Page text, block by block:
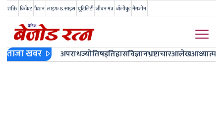
शक्ति क्रिकेट फैशन लाइफ & साइंस यूटिलिटी जीवन मंत्र बॉलीवुड मैगजीन
ताजा खबर अपराधज्योतिषइतिहासविज्ञानभ्रष्टाचारआलेखआध्यात्म